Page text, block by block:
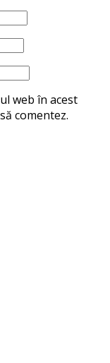
web în acest
comentez.